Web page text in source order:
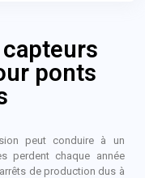
ponts
peut conduire à un
perdent chaque année
de production dus à